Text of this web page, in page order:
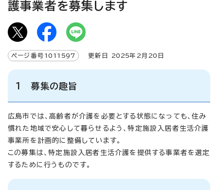
護事業者を募集します
ページ番号 1011597 更新日 2025年2月 20 日
1 募集の趣旨
広島市では、高齢者が介護を必要とする状態になっても、住み
慣れた地域で安心して暮らせるよう、特定施設入居者生活介護
事業所を計画的に整備しています。
この募集は、特定施設入居者生活介護を提供する事業者を選定
するために行うものです。